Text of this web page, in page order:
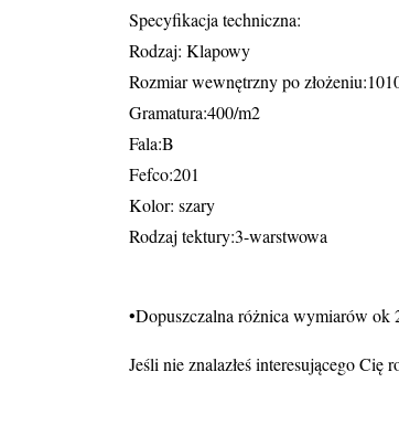
Specyfikacja techniczna:
Rodzaj: Klapowy
Rozmiar wewnętrzny po
Gramatura:400/m2
Fala:B
Fefco:201
Kolor: szary
Rodzaj tektury:3-warstwowa
•Dopuszczalna różnica wymiarów ok
Jeśli nie znalazłeś interesującego